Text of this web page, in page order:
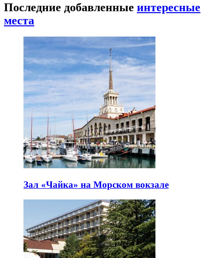
Последние добавленные интересные
места
Зал «Чайка» на Морском вокзале